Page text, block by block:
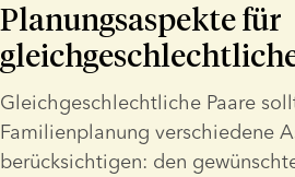
Planungsaspekte für
Gleichgeschlechtliche Paare
Familienplanung verschiedene
berücksichtigen: den